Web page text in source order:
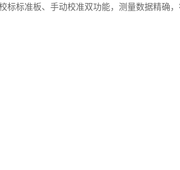
标标准板、手动校准双功能，测量数据精确